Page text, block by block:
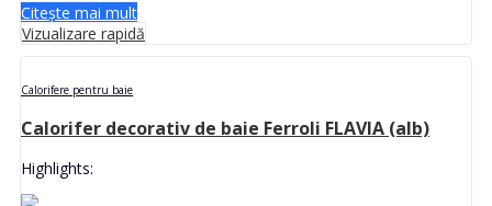
Citește mai mult
Vizualizare rapidă
Calorifere pentru baie
Calorifer decorativ de baie Ferroli FLAVIA (alb)
Highlights: